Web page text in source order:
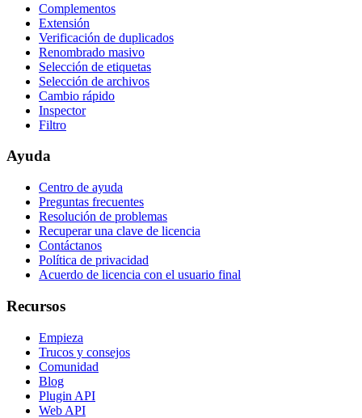
Complementos
Extensión
Verificación de duplicados
Renombrado masivo
Selección de etiquetas
Selección de archivos
Cambio rápido
Inspector
Filtro
Ayuda
Centro de ayuda
Preguntas frecuentes
Resolución de problemas
Recuperar una clave de licencia
Contáctanos
Política de privacidad
Acuerdo de licencia con el usuario final
Recursos
Empieza
Trucos y consejos
Comunidad
Blog
Plugin API
Web API